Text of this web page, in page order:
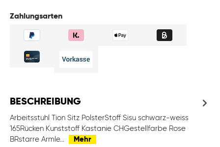
Zahlungsarten
BESCHREIBUNG
Arbeitsstuhl Tion Sitz PolsterStoff Sisu schwarz-weiss
165Rücken Kunststoff Kastanie CHGestellfarbe Rose
BRstarre Armle…
Mehr